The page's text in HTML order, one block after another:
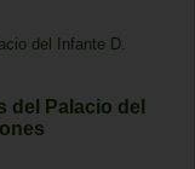
del Palacio del